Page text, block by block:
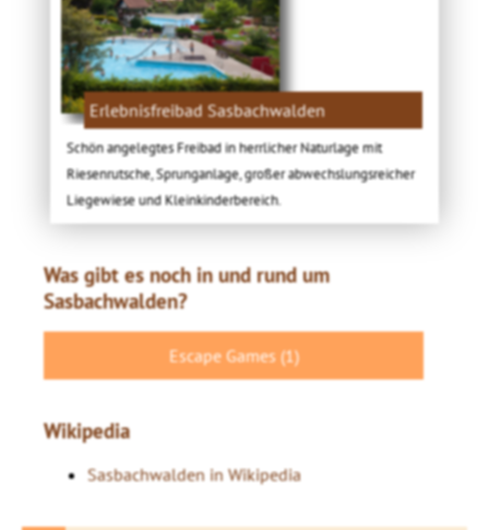
Erlebnisfreibad Sasbachwalden
Schön angelegtes Freibad in herrlicher Naturlage mit
Riesenrutsche, Sprunganlage, großer abwechslungsreicher
Liegewiese und Kleinkinderbereich.
Was gibt es noch in und rund um
Sasbachwalden?
Escape Games (1)
Wikipedia
Sasbachwalden in Wikipedia